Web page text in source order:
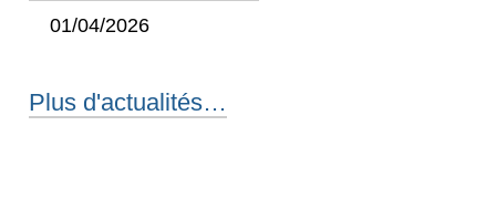
01/04/2026
Plus d'actualités…